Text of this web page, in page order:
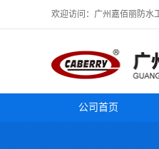
欢迎访问：广州嘉佰丽防水
公司首页